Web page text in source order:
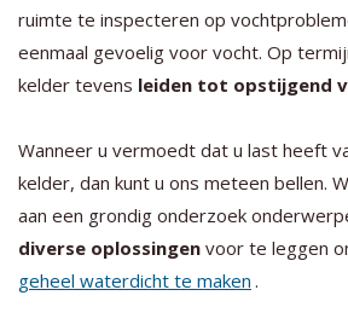
ruimte te inspecteren op
eenmaal gevoelig voor vocht. Op
kelder tevens leiden tot opstijgend
Wanneer u vermoedt dat u last heeft
kelder, dan kunt u ons meteen bellen.
aan een grondig onderzoek
diverse oplossingen voor te leggen
geheel waterdicht te maken .